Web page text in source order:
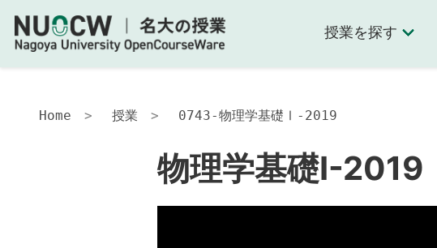
授業を探す
Home 授業 0743-物理学基礎Ⅰ-2019
物理学基礎Ⅰ-2019